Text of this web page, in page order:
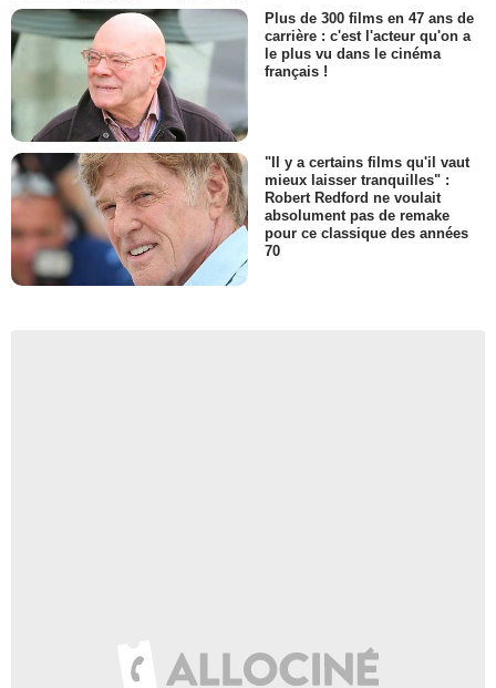
Plus de 300 films en 47 ans de
carrière : c'est l'acteur qu'on a
le plus vu dans le cinéma
français !
"Il y a certains films qu'il vaut
mieux laisser tranquilles" :
Robert Redford ne voulait
absolument pas de remake
pour ce classique des années
70